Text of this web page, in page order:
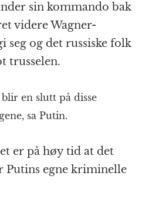
sin kommando bak
videre Wagner-
seg og det russiske folk
trusselen.
en slutt på disse
sa Putin.
er på høy tid at det
Putins egne kriminelle